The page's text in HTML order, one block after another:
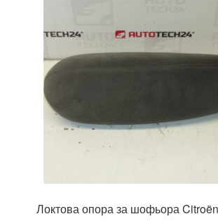
Локтова опора за шофьора